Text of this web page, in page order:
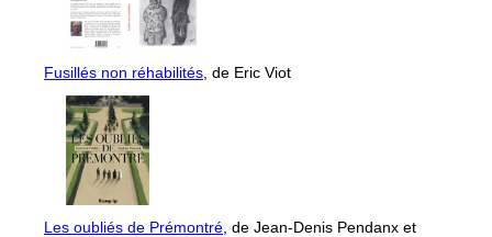
Fusillés non réhabilités , de Eric Viot
Les oubliés de Prémontré , de Jean-Denis Pendanx et